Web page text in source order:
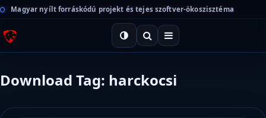
Magyar nyílt forráskódú projekt és tejes szoftver-ökoszisztéma
Download Tag: harckocsi